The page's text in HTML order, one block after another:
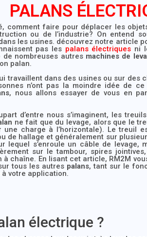
PALANS
comment faire pour déplacer les
ou de l’industrie? On entend
les usines. découvrez notre article
pas les palans électriques ni
de nombreuses autres machines de
palan.
travaillent dans des usines ou sur
n’ont pas la moindre idée de ce
, nous allons essayer de vous en
d’entre nous s’imaginent, les
ne fait que du levage, alors que le
une charge à l’horizontale). Le treuil
de hallage et généralement sur
lequel s’enroule un câble de
sur le tambour, spires
chaîne. En lisant cet article, RM2M
tous les autres palans, tant sur le
votre application.
électrique ?